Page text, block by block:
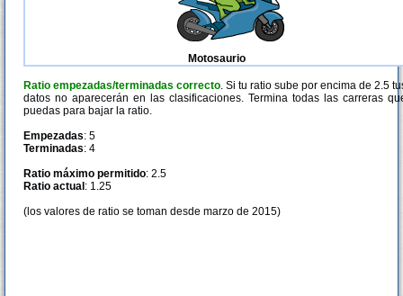
Motosaurio
Ratio empezadas/terminadas correcto. Si tu ratio sube por encima de 2.5
datos no aparecerán en las clasificaciones. Termina todas las carreras
puedas para bajar la ratio.
Empezadas: 5
Terminadas: 4
Ratio máximo permitido: 2.5
Ratio actual : 1.25
(los valores de ratio se toman desde marzo de 2015)